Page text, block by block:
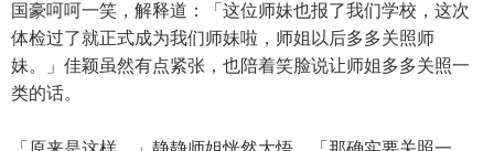
国豪呵呵一笑，解释道：「这位师妹也报了我们学校，这次
体检过了就正式成为我们师妹啦，师姐以后多多关照师
妹。」佳颖虽然有点紧张，也陪着笑脸说让师姐多多关照一
类的话。